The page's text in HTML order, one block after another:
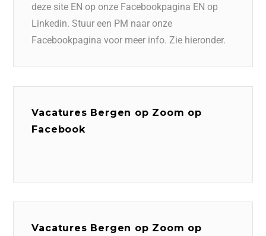
deze site EN op onze Facebookpagina EN op
Linkedin. Stuur een PM naar onze
Facebookpagina voor meer info. Zie hieronder.
Vacatures Bergen op Zoom op
Facebook
Vacatures Bergen op Zoom op